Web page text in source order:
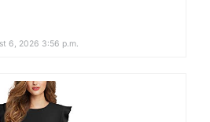
6, 2026 3:56 p.m.